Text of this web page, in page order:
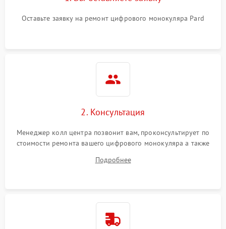
Оставьте заявку на ремонт цифрового монокуляра Pard
2. Консультация
Менеджер колл центра позвонит вам, проконсультирует по
стоимости ремонта вашего цифрового монокуляра а также
Подробнее